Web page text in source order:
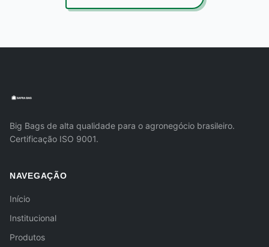
Big Bags de alta qualidade para o agronegócio brasileiro.
Certificação ISO 9001.
NAVEGAÇÃO
Início
Institucional
Produtos